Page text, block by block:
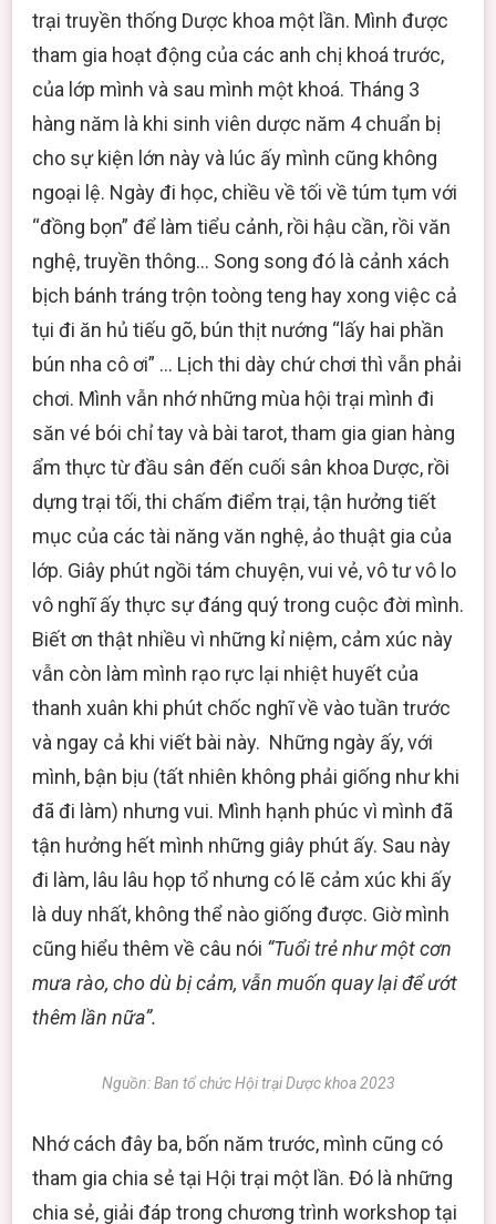
trại truyền thống Dược khoa một lần. Mình được
tham gia hoạt động của các anh chị khoá trước,
của lớp mình và sau mình một khoá. Tháng 3
hàng năm là khi sinh viên dược năm 4 chuẩn bị
cho sự kiện lớn này và lúc ấy mình cũng không
ngoại lệ. Ngày đi học, chiều về tối về túm tụm với
“đồng bọn” để làm tiểu cảnh, rồi hậu cần, rồi văn
nghệ, truyền thông… Song song đó là cảnh xách
bịch bánh tráng trộn toòng teng hay xong việc cả
tụi đi ăn hủ tiếu gõ, bún thịt nướng “lấy hai phần
bún nha cô ơi” … Lịch thi dày chứ chơi thì vẫn phải
chơi. Mình vẫn nhớ những mùa hội trại mình đi
săn vé bói chỉ tay và bài tarot, tham gia gian hàng
ẩm thực từ đầu sân đến cuối sân khoa Dược, rồi
dựng trại tối, thi chấm điểm trại, tận hưởng tiết
mục của các tài năng văn nghệ, ảo thuật gia của
lớp. Giây phút ngồi tám chuyện, vui vẻ, vô tư vô lo
vô nghĩ ấy thực sự đáng quý trong cuộc đời mình.
Biết ơn thật nhiều vì những kỉ niệm, cảm xúc này
vẫn còn làm mình rạo rực lại nhiệt huyết của
thanh xuân khi phút chốc nghĩ về vào tuần trước
và ngay cả khi viết bài này. Những ngày ấy, với
mình, bận bịu (tất nhiên không phải giống như khi
đã đi làm) nhưng vui. Mình hạnh phúc vì mình đã
tận hưởng hết mình những giây phút ấy. Sau này
đi làm, lâu lâu họp tổ nhưng có lẽ cảm xúc khi ấy
là duy nhất, không thể nào giống được. Giờ mình
cũng hiểu thêm về câu nói “Tuổi trẻ như một cơn
mưa rào, cho dù bị cảm, vẫn muốn quay lại để ướt
thêm lần nữa”.
Nguồn: Ban tổ chức Hội trại Dược khoa 2023
Nhớ cách đây ba, bốn năm trước, mình cũng có
tham gia chia sẻ tại Hội trại một lần. Đó là những
chia sẻ, giải đáp trong chương trình workshop tại